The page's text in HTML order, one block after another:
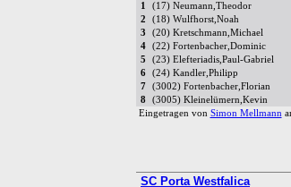
1
(17) Neumann,Theodor
2 (18) Wulfhorst,Noah
3 (20) Kretschmann,Michael
4 (22) Fortenbacher,Dominic
5 (23) Elefteriadis,Paul-Gabriel
6 (24) Kandler,Philipp
7 (3002) Fortenbacher,Florian
8 (3005) Kleinelümern,Kevin
Eingetragen von Simon Mellmann
SC Porta Westfalica